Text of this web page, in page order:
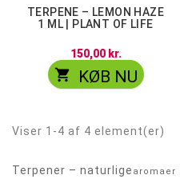
TERPENE – LEMON HAZE
1 ML | PLANT OF LIFE
150,00 kr.
 KØB NU
Viser 1-4 af 4 element(er)
Terpener – naturlige aromaer